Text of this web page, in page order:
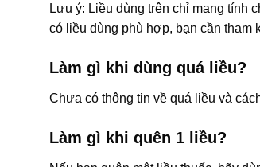
Lưu ý: Liều dùng trên chỉ mang tính
có liều dùng phù hợp, bạn cần tham
Làm gì khi dùng quá liều?
Chưa có thông tin về quá liều và
Làm gì khi quên 1 liều?